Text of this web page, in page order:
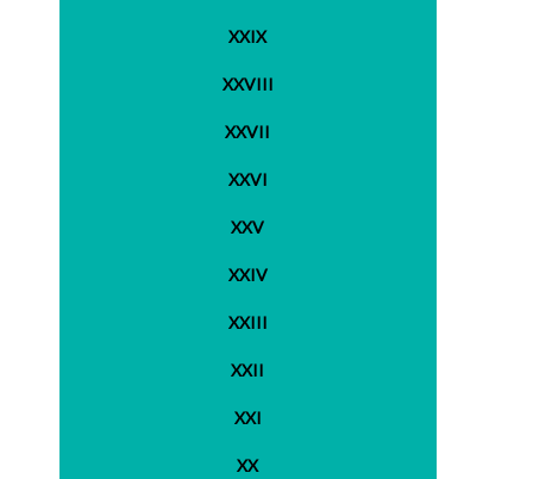
XXIX
XXVIII
XXVII
XXVI
XXV
XXIV
XXIII
XXII
XXI
XX